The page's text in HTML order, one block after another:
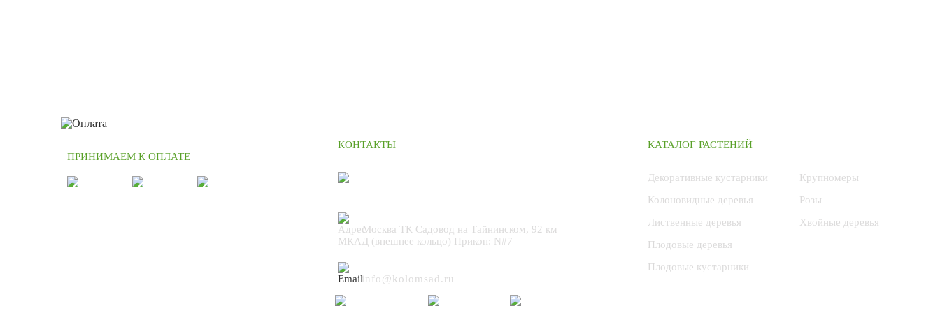
ПРИНИМАЕМ К ОПЛАТЕ
КОНТАКТЫ
Москва ТК Садовод на Тайнинском, 92 км
МКАД (внешнее кольцо) Прикоп: N#7
info@kolomsad.ru
КАТАЛОГ РАСТЕНИЙ
Декоративные кустарники
Колоновидные деревья
Лиственные деревья
Плодовые деревья
Плодовые кустарники
Крупномеры
Розы
Хвойные деревья